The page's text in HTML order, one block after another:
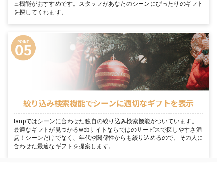
ュ機能がおすすめです。スタッフがあなたのシーンにぴったりのギフト
を探してくれます。
絞り込み検索機能でシーンに適切なギフトを表示
tanpではシーンに合わせた独自の絞り込み検索機能がついています。
最適なギフトが見つかるwebサイトならではのサービスで探しやすさ満
点！シーンだけでなく、年代や関係性からも絞り込めるので、その人に
合わせた最適なギフトを提案します。